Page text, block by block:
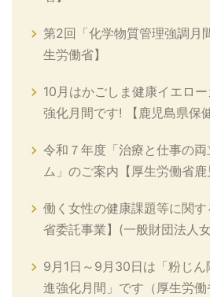
第2回「化学物質管理強調月
生労働省】
10月はかごしま健康イエロ
強化月間です! 【鹿児島県保
令和７年度「治療と仕事の
ム」のご案内【厚生労働省鹿
働く女性の健康課題等に関
省委託事業】(一般財団法人
9月1日～9月30日は「粉じ
進強化月間」です（厚生労働